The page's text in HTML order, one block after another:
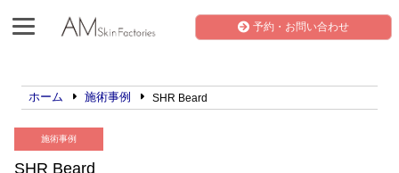
予約・お問い合わせ
ホーム 施術事例 SHR Beard
施術事例
SHR Beard